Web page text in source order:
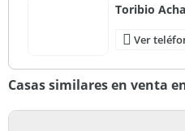
Toribio
Ver
Casas similares en venta